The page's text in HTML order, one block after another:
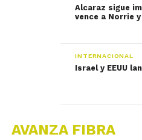
Alcaraz sigue
vence a Norrie
INTERNACIONAL
Israel y EEUU
AVANZA FIBRA